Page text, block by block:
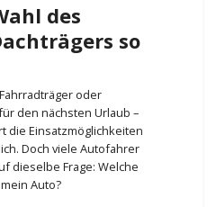
des
so
oder
den nächsten Urlaub –
die Einsatzmöglichkeiten
Doch viele Autofahrer
dieselbe Frage: Welche
Auto?